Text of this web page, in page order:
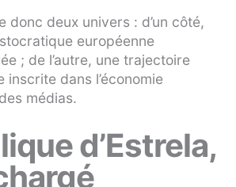
donc deux univers : d’un côté,
européenne
; de l’autre, une trajectoire
inscrite dans l’économie
médias.
d’Estrela,